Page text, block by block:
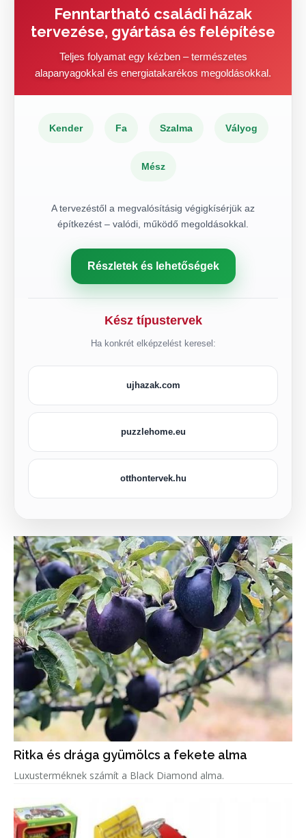
Fenntartható családi házak
tervezése, gyártása és felépítése
Teljes folyamat egy kézben – természetes
alapanyagokkal és energiatakarékos megoldásokkal.
Kender Fa Szalma Vályog
Mész
A tervezéstől a megvalósításig végigkísérjük az
építkezést – valódi, működő megoldásokkal.
Részletek és lehetőségek
Kész típustervek
Ha konkrét elképzelést keresel:
ujhazak.com
puzzlehome.eu
otthontervek.hu
Ritka és drága gyümölcs a fekete alma
Luxusterméknek számít a Black Diamond alma.